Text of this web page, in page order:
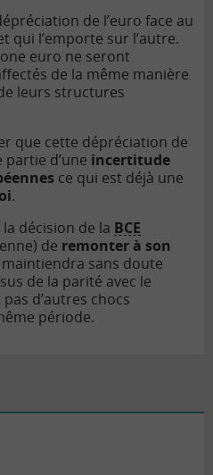
de l’euro face au
qui l’emporte sur l’autre.
euro ne seront
de la même manière
leurs structures
que cette dépréciation de
d’une incertitude
ce qui est déjà une
.
décision de la BCE
de remonter à son
maintiendra sans doute
de la parité avec le
d’autres chocs
période.